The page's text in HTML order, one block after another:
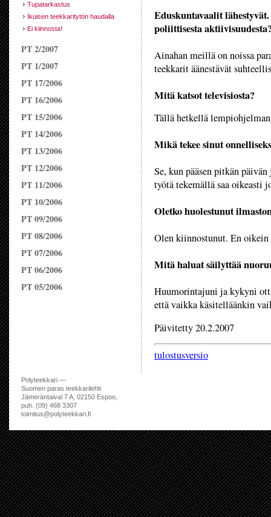
Tupatarkastus
Ikuisen teekkaritytön haudalla
Ei kiinnosta!
PT 2/2007
PT 1/2007
PT 17/2006
PT 16/2006
PT 15/2006
PT 14/2006
PT 13/2006
PT 12/2006
PT 11/2006
PT 10/2006
PT 09/2006
PT 08/2006
PT 07/2006
PT 06/2006
PT 05/2006
Eduskuntavaalit
poliittisesta
Ainahan meillä on noissa
teekkarit äänestävät
Mitä katsot televisiosta?
Tällä hetkellä
Mikä tekee sinut
Se, kun pääsen pitkän
työtä tekemällä saa oikeasti
Oletko huolestunut
Olen kiinnostunut. En
Mitä haluat säilyttää
Huumorintajuni ja kykyni
että vaikka käsitelläänkin
Päivitetty 20.2.2007
tulostusversio
Polyteekkari —
Suomen paras teekkarilehti
Jämeräntaival 7 A, 02150 Espoo,
puh. (09) 468 3307
toimitus@polyteekkari.fi